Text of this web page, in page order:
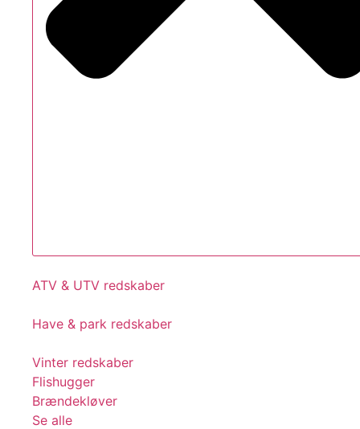
ATV & UTV redskaber
Have & park redskaber
Vinter redskaber
Flishugger
Brændekløver
Se alle